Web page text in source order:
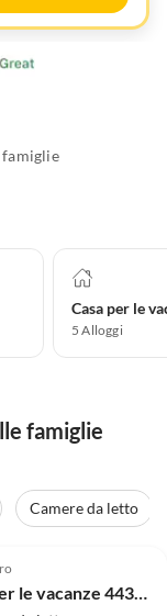
5 Alloggi
famiglie
Camere da letto
Casa per le vacanze 44388 Luxusvilla Kanani